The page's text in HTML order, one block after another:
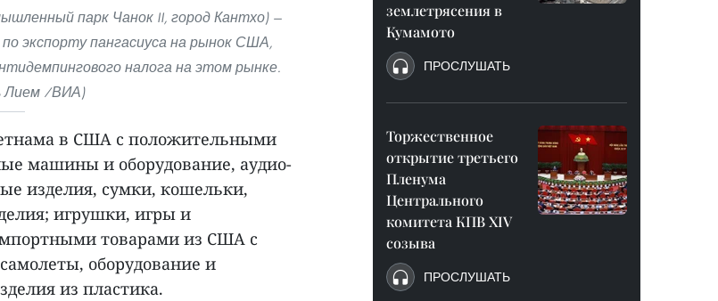
парк Чанок II, город Кантхо) —
экспорту пангасиуса на рынок США,
налога на этом рынке.
Лием /ВИА)
в США с положительными
машины и оборудование, аудио-
изделия, сумки, кошельки,
игрушки, игры и
товарами из США с
оборудование и
из пластика.
землетрясения в
Кумамото
ПРОСЛУШАТЬ
Торжественное
открытие третьего
Пленума
Центрального
комитета КПВ XIV
созыва
ПРОСЛУШАТЬ